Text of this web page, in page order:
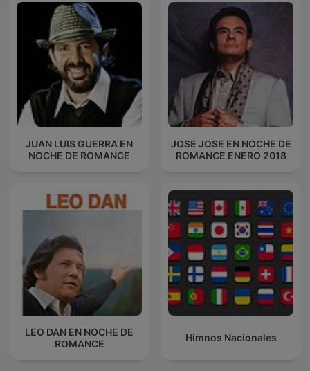
JUAN LUIS GUERRA EN
NOCHE DE ROMANCE
JOSE JOSE EN NOCHE DE
ROMANCE ENERO 2018
LEO DAN EN NOCHE DE
ROMANCE
Himnos Nacionales